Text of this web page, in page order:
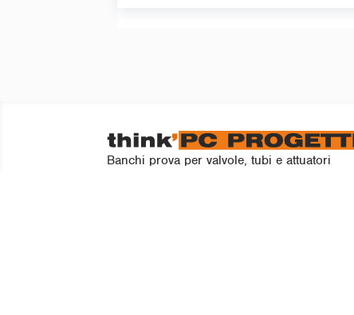
Banchi prova per valvole, tubi e attuatori